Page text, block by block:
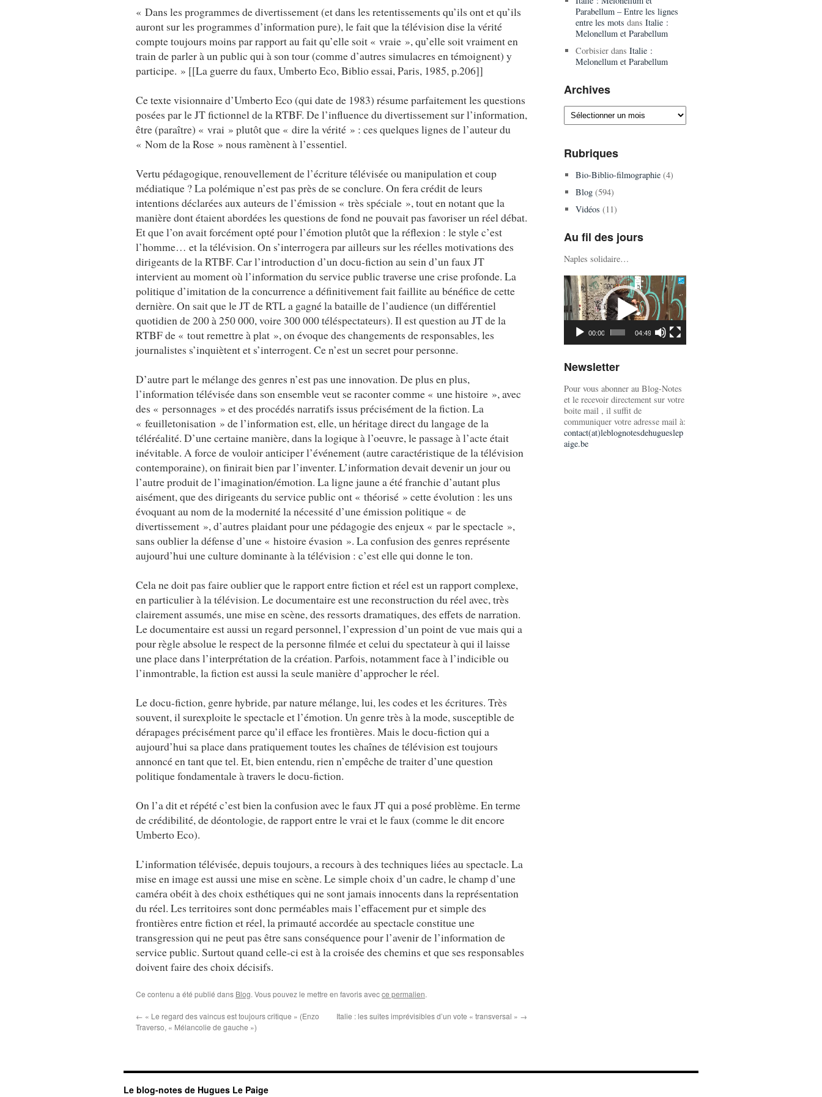
« Dans les programmes de divertissement (et dans les retentissements qu’ils ont et qu’ils
auront sur les programmes d’information pure), le fait que la télévision dise la vérité
compte toujours moins par rapport au fait qu’elle soit « vraie », qu’elle soit vraiment en
train de parler à un public qui à son tour (comme d’autres simulacres en témoignent) y
participe. » [[La guerre du faux, Umberto Eco, Biblio essai, Paris, 1985, p.206]]
Ce texte visionnaire d’Umberto Eco (qui date de 1983) résume parfaitement les questions
posées par le JT fictionnel de la RTBF. De l’influence du divertissement sur l’information,
être (paraître) « vrai » plutôt que « dire la vérité » : ces quelques lignes de l’auteur du
« Nom de la Rose » nous ramènent à l’essentiel.
Vertu pédagogique, renouvellement de l’écriture télévisée ou manipulation et coup
médiatique ? La polémique n’est pas près de se conclure. On fera crédit de leurs
intentions déclarées aux auteurs de l’émission « très spéciale », tout en notant que la
manière dont étaient abordées les questions de fond ne pouvait pas favoriser un réel débat.
Et que l’on avait forcément opté pour l’émotion plutôt que la réflexion : le style c’est
l’homme… et la télévision. On s’interrogera par ailleurs sur les réelles motivations des
dirigeants de la RTBF. Car l’introduction d’un docu-fiction au sein d’un faux JT
intervient au moment où l’information du service public traverse une crise profonde. La
politique d’imitation de la concurrence a définitivement fait faillite au bénéfice de cette
dernière. On sait que le JT de RTL a gagné la bataille de l’audience (un différentiel
quotidien de 200 à 250 000, voire 300 000 téléspectateurs). Il est question au JT de la
RTBF de « tout remettre à plat », on évoque des changements de responsables, les
journalistes s’inquiètent et s’interrogent. Ce n’est un secret pour personne.
D’autre part le mélange des genres n’est pas une innovation. De plus en plus,
l’information télévisée dans son ensemble veut se raconter comme « une histoire », avec
des « personnages » et des procédés narratifs issus précisément de la fiction. La
« feuilletonisation » de l’information est, elle, un héritage direct du langage de la
téléréalité. D’une certaine manière, dans la logique à l’oeuvre, le passage à l’acte était
inévitable. A force de vouloir anticiper l’événement (autre caractéristique de la télévision
contemporaine), on finirait bien par l’inventer. L’information devait devenir un jour ou
l’autre produit de l’imagination/émotion. La ligne jaune a été franchie d’autant plus
aisément, que des dirigeants du service public ont « théorisé » cette évolution : les uns
évoquant au nom de la modernité la nécessité d’une émission politique « de
divertissement », d’autres plaidant pour une pédagogie des enjeux « par le spectacle »,
sans oublier la défense d’une « histoire évasion ». La confusion des genres représente
aujourd’hui une culture dominante à la télévision : c’est elle qui donne le ton.
Cela ne doit pas faire oublier que le rapport entre fiction et réel est un rapport complexe,
en particulier à la télévision. Le documentaire est une reconstruction du réel avec, très
clairement assumés, une mise en scène, des ressorts dramatiques, des effets de narration.
Le documentaire est aussi un regard personnel, l’expression d’un point de vue mais qui a
pour règle absolue le respect de la personne filmée et celui du spectateur à qui il laisse
une place dans l’interprétation de la création. Parfois, notamment face à l’indicible ou
l’inmontrable, la fiction est aussi la seule manière d’approcher le réel.
Le docu-fiction, genre hybride, par nature mélange, lui, les codes et les écritures. Très
souvent, il surexploite le spectacle et l’émotion. Un genre très à la mode, susceptible de
dérapages précisément parce qu’il efface les frontières. Mais le docu-fiction qui a
aujourd’hui sa place dans pratiquement toutes les chaînes de télévision est toujours
annoncé en tant que tel. Et, bien entendu, rien n’empêche de traiter d’une question
politique fondamentale à travers le docu-fiction.
On l’a dit et répété c’est bien la confusion avec le faux JT qui a posé problème. En terme
de crédibilité, de déontologie, de rapport entre le vrai et le faux (comme le dit encore
Umberto Eco).
L’information télévisée, depuis toujours, a recours à des techniques liées au spectacle. La
mise en image est aussi une mise en scène. Le simple choix d’un cadre, le champ d’une
caméra obéit à des choix esthétiques qui ne sont jamais innocents dans la représentation
du réel. Les territoires sont donc perméables mais l’effacement pur et simple des
frontières entre fiction et réel, la primauté accordée au spectacle constitue une
transgression qui ne peut pas être sans conséquence pour l’avenir de l’information de
service public. Surtout quand celle-ci est à la croisée des chemins et que ses responsables
doivent faire des choix décisifs.
Ce contenu a été publié dans Blog. Vous pouvez le mettre en favoris avecce permalien.
← « Le regard des vaincus est toujours critique » (Enzo
Traverso, « Mélancolie de gauche »)
Italie : les suites imprévisibles d’un vote « transversal » →
Parabellum – Entre les lignes
entre les mots dans Italie :
Melonellum et Parabellum
Corbisierdans Italie :
Melonellum et Parabellum
Archives
Archives
Rubriques
Bio-Biblio-filmographie(4)
Blog(594)
Vidéos (11)
Au fil des jours
Naples solidaire…
Lecteur
vidéo
00:00 04:49
Newsletter
Pour vous abonner au Blog-Notes
et le recevoir directement sur votre
boite mail , il suffit de
communiquer votre adresse mail à:
contact(at)leblognotesdehugueslep
aige.be
Le blog-notes de Hugues Le Paige